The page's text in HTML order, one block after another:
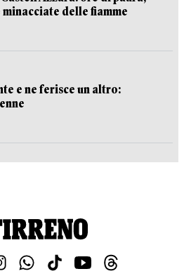
minacciate delle fiamme
e ne ferisce un altro: